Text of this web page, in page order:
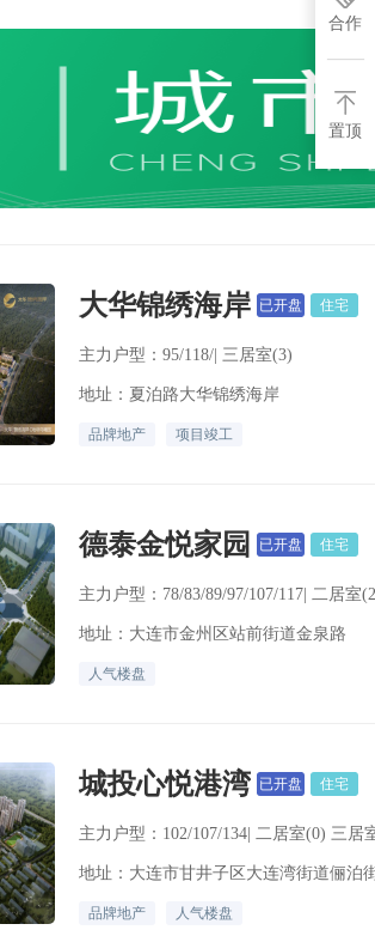
大华锦绣海岸 已开盘 住宅
主力户型：95/118/| 三居室(3)
地址：夏泊路大华锦绣海岸
品牌地产 项目竣工
德泰金悦家园 已开盘 住宅
主力户型：78/83/89/97/107/117| 二居室
地址：大连市金州区站前街道金泉路
人气楼盘
城投心悦港湾 已开盘 住宅
主力户型：102/107/134| 二居室(0) 三居
地址：大连市甘井子区大连湾街道俪泊
品牌地产 人气楼盘
合作
置顶